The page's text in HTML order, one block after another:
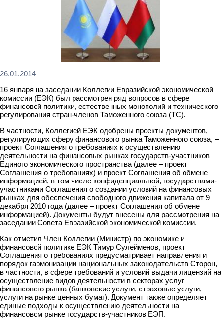
26.01.2014
16 января на заседании Коллегии Евразийской экономической
комиссии (ЕЭК) был рассмотрен ряд вопросов в сфере
финансовой политики, естественных монополий и технического
регулирования стран-членов Таможенного союза (ТС).
В частности, Коллегией ЕЭК одобрены проекты документов,
регулирующих сферу финансового рынка Таможенного союза, –
проект Соглашения о требованиях к осуществлению
деятельности на финансовых рынках государств-участников
Единого экономического пространства (далее – проект
Соглашения о требованиях) и проект Соглашения об обмене
информацией, в том числе конфиденциальной, государствами-
участниками Соглашения о создании условий на финансовых
рынках для обеспечения свободного движения капитала от 9
декабря 2010 года (далее – проект Соглашения об обмене
информацией). Документы будут внесены для рассмотрения на
заседании Совета Евразийской экономической комиссии.
Как отметил Член Коллегии (Министр) по экономике и
финансовой политике ЕЭК Тимур Сулейменов, проект
Соглашения о требованиях предусматривает направления и
порядок гармонизации национальных законодательств Сторон,
в частности, в сфере требований и условий выдачи лицензий на
осуществление видов деятельности в секторах услуг
финансового рынка (банковские услуги, страховые услуги,
услуги на рынке ценных бумаг). Документ также определяет
единые подходы к осуществлению деятельности на
финансовом рынке государств-участников ЕЭП.